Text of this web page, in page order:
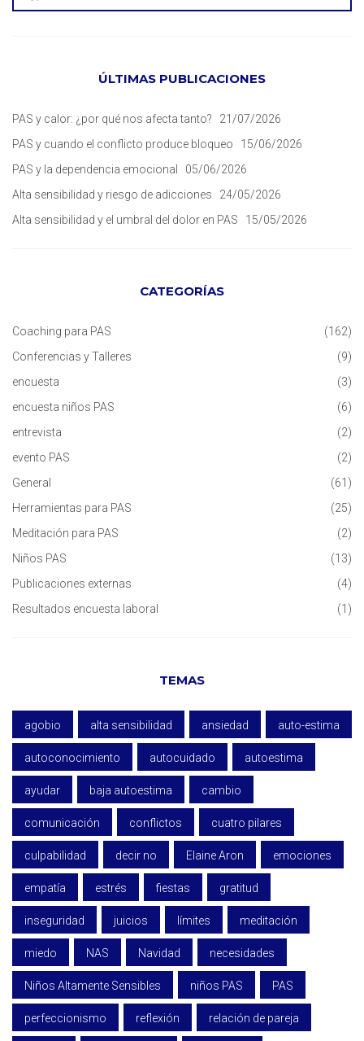
ÚLTIMAS PUBLICACIONES
PAS y calor: ¿por qué nos afecta tanto?
21/07/2026
PAS y cuando el conflicto produce bloqueo
15/06/2026
PAS y la dependencia emocional
05/06/2026
Alta sensibilidad y riesgo de adicciones
24/05/2026
Alta sensibilidad y el umbral del dolor en PAS
15/05/2026
CATEGORÍAS
Coaching para PAS
(162)
Conferencias y Talleres
(9)
encuesta
(3)
encuesta niños PAS
(6)
entrevista
(2)
evento PAS
(2)
General
(61)
Herramientas para PAS
(25)
Meditación para PAS
(2)
Niños PAS
(13)
Publicaciones externas
(4)
Resultados encuesta laboral
(1)
TEMAS
agobio alta sensibilidad ansiedad auto-estima
autoconocimiento autocuidado autoestima
ayudar baja autoestima cambio
comunicación conflictos cuatro pilares
culpabilidad decir no Elaine Aron emociones
empatía estrés fiestas gratitud
inseguridad juicios límites meditación
miedo NAS Navidad necesidades
Niños Altamente Sensibles niños PAS PAS
perfeccionismo reflexión relación de pareja